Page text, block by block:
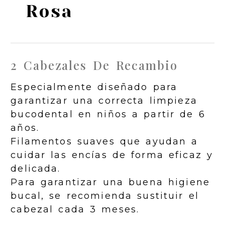
Rosa
2 Cabezales De Recambio
Especialmente diseñado para
garantizar una correcta limpieza
bucodental en niños a partir de 6
años.
Filamentos suaves que ayudan a
cuidar las encías de forma eficaz y
delicada.
Para garantizar una buena higiene
bucal, se recomienda sustituir el
cabezal cada 3 meses.